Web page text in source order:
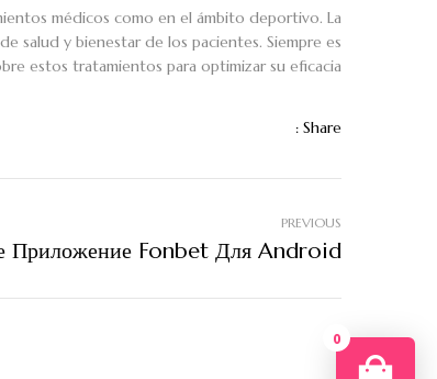
médicos como en el ámbito deportivo. La
salud y bienestar de los pacientes. Siempre es
estos tratamientos para optimizar su eficacia.
Share :
PREVIOUS
Your
0